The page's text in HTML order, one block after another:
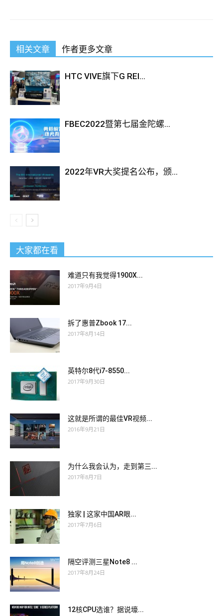
相关文章 作者更多文章
HTC VIVE旗下G REI...
FBEC2022暨第七届金陀螺...
2022年VR大奖提名公布，颁...
大家都在看
难道只有我觉得1900X...
2017年9月4日
拆了惠普Zbook 17...
2017年8月14日
英特尔8代i7-8550...
2017年9月30日
这就是所谓的最佳VR视频...
2016年9月21日
为什么我会认为，走到第三...
2017年8月7日
独家 | 这家中国AR眼...
2017年7月6日
隔空评测三星Note8 ...
2017年8月24日
12核CPU选谁？据说壕...